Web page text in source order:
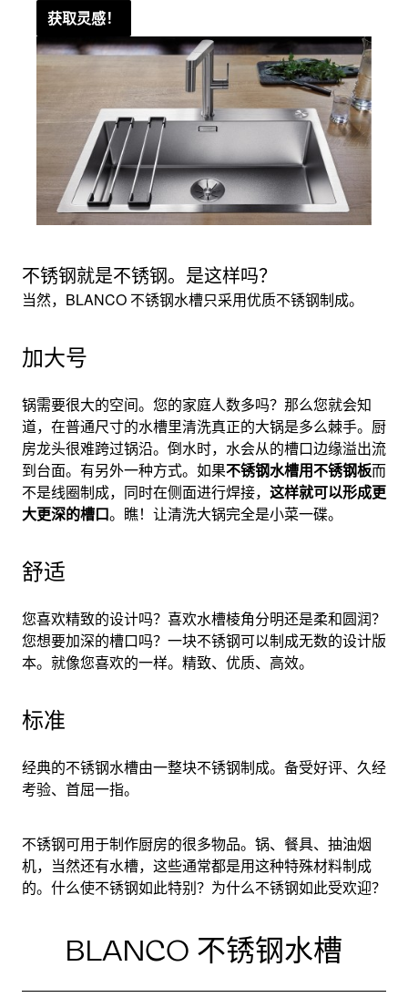
获取灵感！
不锈钢就是不锈钢。是这样吗？
当然，BLANCO 不锈钢水槽只采用优质不锈钢制成。
加大号
锅需要很大的空间。您的家庭人数多吗？那么您就会知
道，在普通尺寸的水槽里清洗真正的大锅是多么棘手。厨
房龙头很难跨过锅沿。倒水时，水会从的槽口边缘溢出流
到台面。有另外一种方式。如果不锈钢水槽用不锈钢板而
不是线圈制成，同时在侧面进行焊接， 这样就可以形成更
大更深的槽口。瞧！让清洗大锅完全是小菜一碟。
舒适
您喜欢精致的设计吗？喜欢水槽棱角分明还是柔和圆润？
您想要加深的槽口吗？一块不锈钢可以制成无数的设计版
本。就像您喜欢的一样。精致、优质、高效。
标准
经典的不锈钢水槽由一整块不锈钢制成。备受好评、久经
考验、首屈一指。
不锈钢可用于制作厨房的很多物品。锅、餐具、抽油烟
机，当然还有水槽，这些通常都是用这种特殊材料制成
的。什么使不锈钢如此特别？为什么不锈钢如此受欢迎？
BLANCO 不锈钢水槽